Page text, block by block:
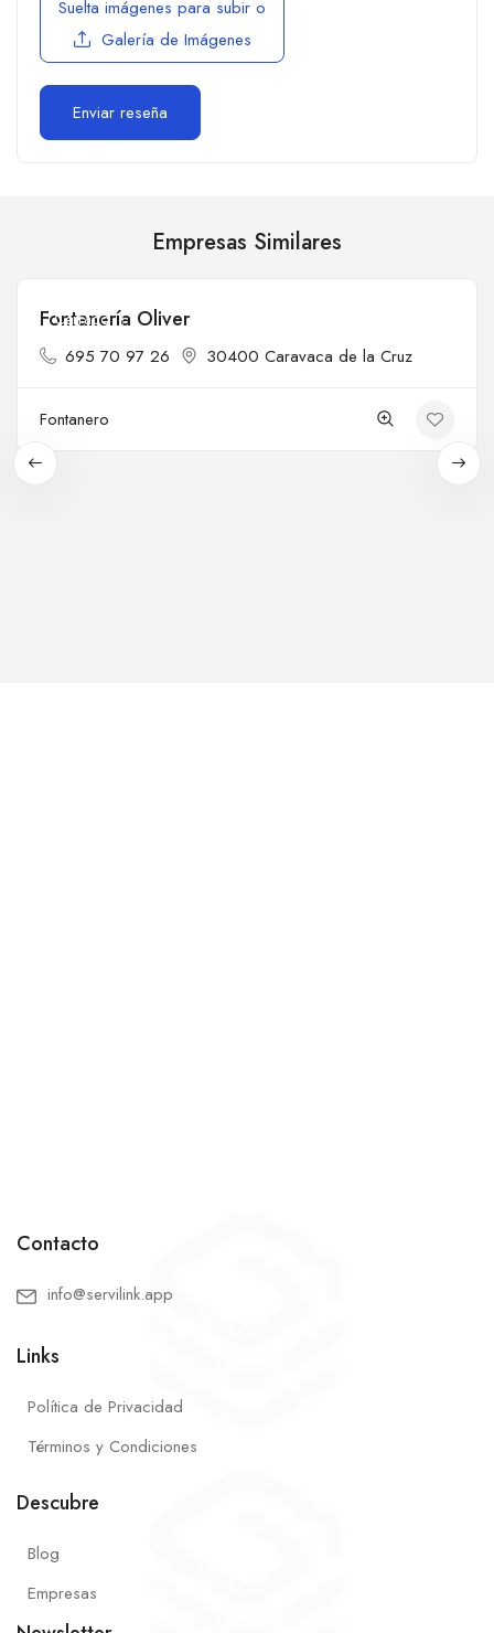
Suelta imágenes para subir o
Galería de Imágenes
Empresas Similares
Cerrado
Fontanería Oliver
695 70 97 26 30400 Caravaca de la Cruz
Fontanero
Contacto
info@servilink.app
Links
Política de Privacidad
Términos y Condiciones
Descubre
Blog
Empresas